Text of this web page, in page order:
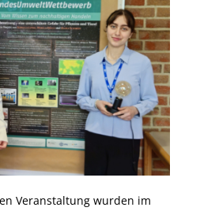
Veranstaltung wurden im